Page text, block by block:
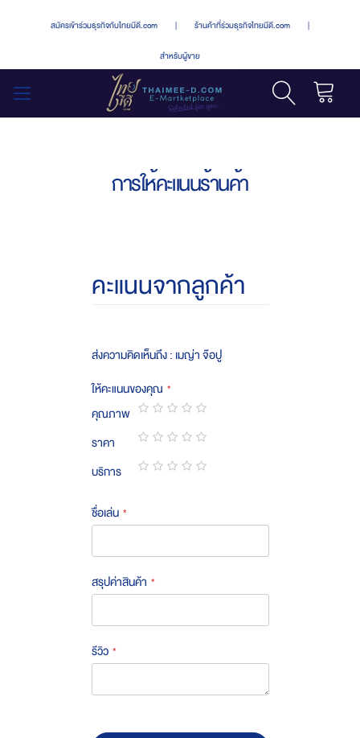
สมัครเข้าร่วมธุรกิจกับไทยมีดี.com | ร้านค้าที่ร่วมธุรกิจไทยมีดี.com |
สำหรับผู้ขาย
การให้คะแนนร้านค้า
คะแนนจากลูกค้า
ส่งความคิดเห็นถึง : เมญ่า จ๊อปู
ให้คะแนนของคุณ
คุณภาพ
1
star
2
stars
3
stars
4
stars
5
stars
ราคา
1
star
2
stars
3
stars
4
stars
5
stars
บริการ
ชื่อเล่น
สรุปค่าสินค้า
รีวิว